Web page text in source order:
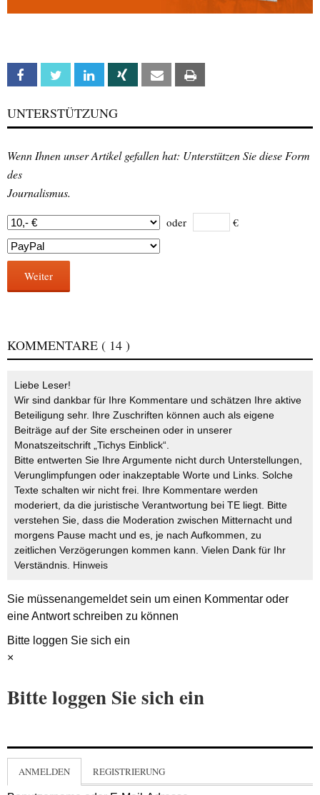
Facebook Twitter Linkedin Xing Email
UNTERSTÜTZUNG
Wenn Ihnen unser Artikel gefallen hat: Unterstützen Sie diese Form
des
Journalismus.
oder €
Weiter
KOMMENTARE ( 14 )
Liebe Leser!
Wir sind dankbar für Ihre Kommentare und schätzen Ihre aktive
Beteiligung sehr. Ihre Zuschriften können auch als eigene
Beiträge auf der Site erscheinen oder in unserer
Monatszeitschrift „Tichys Einblick“.
Bitte entwerten Sie Ihre Argumente nicht durch Unterstellungen,
Verunglimpfungen oder inakzeptable Worte und Links. Solche
Texte schalten wir nicht frei. Ihre Kommentare werden
moderiert, da die juristische Verantwortung bei TE liegt. Bitte
verstehen Sie, dass die Moderation zwischen Mitternacht und
morgens Pause macht und es, je nach Aufkommen, zu
zeitlichen Verzögerungen kommen kann. Vielen Dank für Ihr
Verständnis. Hinweis
Sie müssenangemeldetsein um einen Kommentar oder
eine Antwort schreiben zu können
Bitte loggen Sie sich ein
×
Bitte loggen Sie sich ein
ANMELDEN REGISTRIERUNG